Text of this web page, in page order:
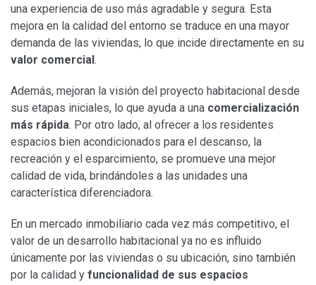
una experiencia de uso más agradable y segura. Esta
mejora en la calidad del entorno se traduce en una mayor
demanda de las viviendas, lo que incide directamente en su
valor comercial.
Además, mejoran la visión del proyecto habitacional desde
sus etapas iniciales, lo que ayuda a una comercialización
más rápida. Por otro lado, al ofrecer a los residentes
espacios bien acondicionados para el descanso, la
recreación y el esparcimiento, se promueve una mejor
calidad de vida, brindándoles a las unidades una
característica diferenciadora.
En un mercado inmobiliario cada vez más competitivo, el
valor de un desarrollo habitacional ya no es influido
únicamente por las viviendas o su ubicación, sino también
por la calidad y funcionalidad de sus espacios